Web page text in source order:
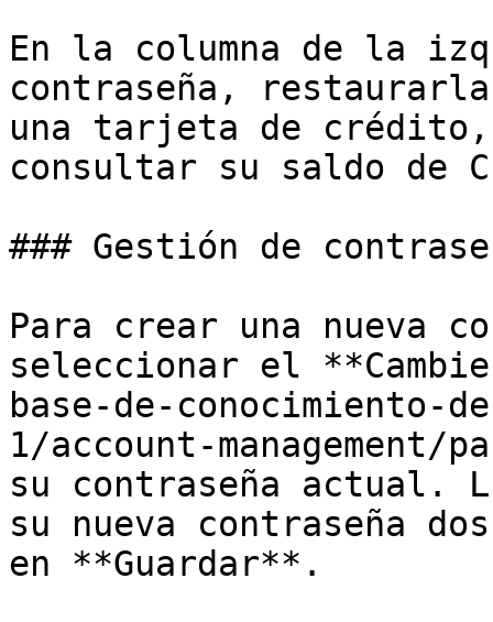
En la columna de la
contraseña,
una tarjeta de
consultar su saldo de
### Gestión de
Para crear una nueva
seleccionar el
base-de-
1/account-management/
su contraseña actual.
su nueva contraseña
en **Guardar**.